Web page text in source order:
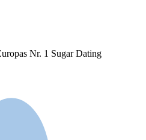
Nr. 1 Sugar Dating